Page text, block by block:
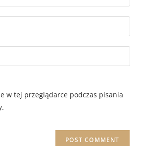
w tej przeglądarce podczas pisania